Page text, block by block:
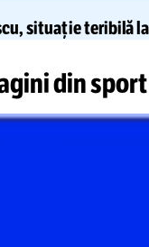
situație teribilă
din sport